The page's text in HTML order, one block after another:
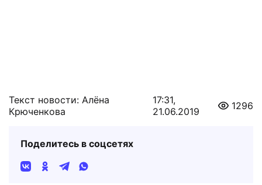
Текст новости: Алёна
Крюченкова
17:31,
21.06.2019
1296
Поделитесь в соцсетях